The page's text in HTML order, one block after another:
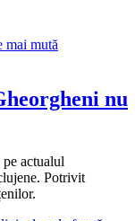
nu
actualul
Potrivit